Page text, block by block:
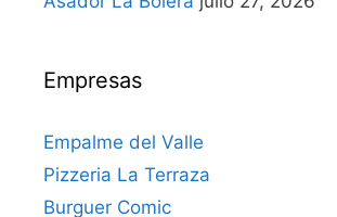
Empresas
Empalme del Valle
Pizzeria La Terraza
Burguer Comic